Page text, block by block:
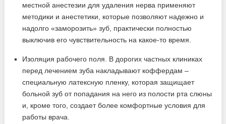
местной анестезии для удаления нерва применяют
методики и анестетики, которые позволяют надежно и
надолго «заморозить» зуб, практически полностью
выключив его чувствительность на какое-то время.
Изоляция рабочего поля. В дорогих частных клиниках
перед лечением зуба накладывают коффердам –
специальную латексную пленку, которая защищает
больной зуб от попадания на него из полости рта слюны
и, кроме того, создает более комфортные условия для
работы врача.